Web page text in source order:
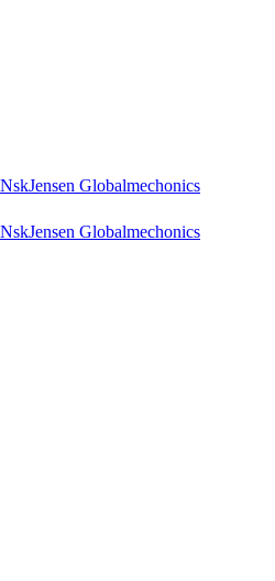
NskJensen Globalmechonics
NskJensen Globalmechonics